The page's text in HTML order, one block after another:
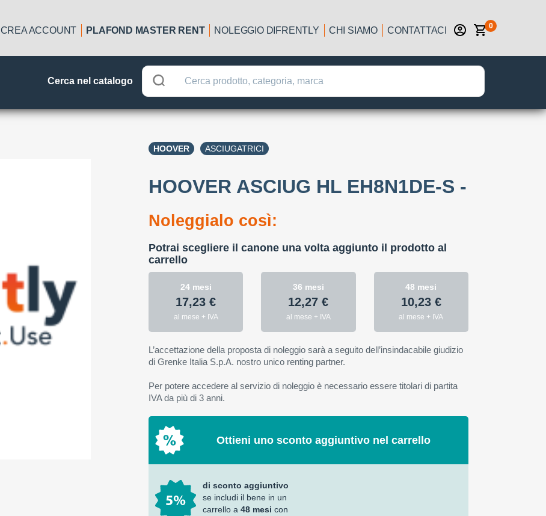
CREA ACCOUNT PLAFOND MASTER RENT NOLEGGIO DIFRENTLY CHI SIAMO CONTATTACI 0
Cerca nel catalogo
HOOVER ASCIUGATRICI
HOOVER ASCIUG HL EH8N1DE-S -
Noleggialo così:
Potrai scegliere il canone una volta aggiunto il prodotto al
carrello
24 mesi
17,23 €
al mese + IVA
36 mesi
12,27 €
al mese + IVA
48 mesi
10,23 €
al mese + IVA
L’accettazione della proposta di noleggio sarà a seguito dell’insindacabile giudizio
di Grenke Italia S.p.A. nostro unico renting partner.
Per potere accedere al servizio di noleggio è necessario essere titolari di partita
IVA da più di 3 anni.
Ottieni uno sconto aggiuntivo nel carrello
di sconto aggiuntivo
se includi il bene in un
carrello a 48 mesi con